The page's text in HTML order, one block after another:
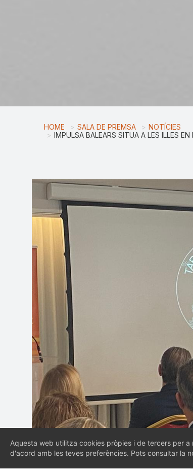
HOME SALA DE PREMSA
NOTÍCIES
IMPULSA BALEARS SITUA A LES ILLES
Aquesta web utilitza cookies pròpies i de tercers per
d'acord amb les teves preferències. Pots consultar la